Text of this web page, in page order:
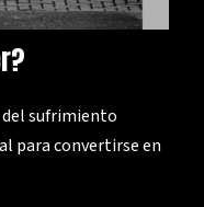
sufrimiento
para convertirse en